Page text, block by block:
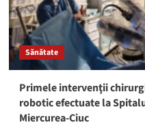
Sănătate
Primele intervenţii
robotic efectuate la
Miercurea-Ciuc